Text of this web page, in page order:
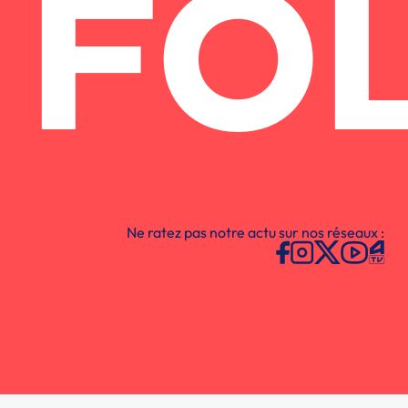
Ne ratez pas notre actu sur nos réseaux :